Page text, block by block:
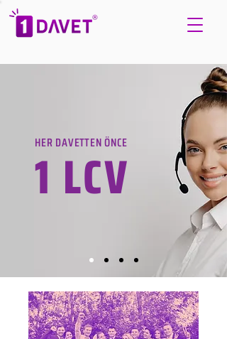
HER DAVETTEN ÖNCE
1 LCV